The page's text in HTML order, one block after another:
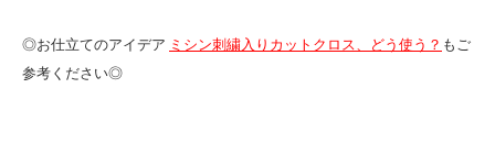
◎お仕立てのアイデア ミシン刺繍入りカットクロス、どう使う？ もご
参考ください◎